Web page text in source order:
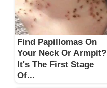
Find Papillomas On
Your Neck Or Armpit?
It's The First Stage
Of...